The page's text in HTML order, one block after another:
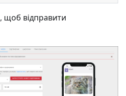
, щоб відправити